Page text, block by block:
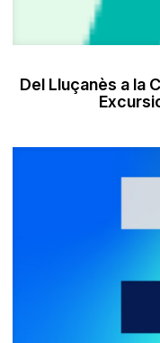
Del Lluçanès a la